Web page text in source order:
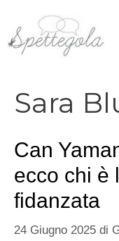
contenuto
Sara
Can
ecco chi è
fidanzata
24 Giugno 2025 di